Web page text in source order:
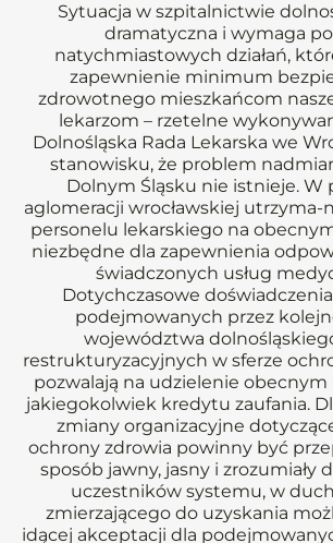
Sytuacja w szpitalnictwie
dramatyczna i wymaga
natychmiastowych działań,
zapewnienie minimum
zdrowotnego mieszkańcom
lekarzom – rzetelne
Dolnośląska Rada Lekarska we
stanowisku, że problem
Dolnym Śląsku nie istnieje. W
aglomeracji wrocławskiej utrzyma-
personelu lekarskiego na
niezbędne dla zapewnienia
świadczonych usług
Dotychczasowe
podejmowanych przez
województwa
restrukturyzacyjnych w sferze
pozwalają na udzielenie
jakiegokolwiek kredytu zaufania.
zmiany organizacyjne
ochrony zdrowia powinny być
sposób jawny, jasny i zrozumiały
uczestników systemu, w
zmierzającego do uzyskania
idącej akceptacji dla